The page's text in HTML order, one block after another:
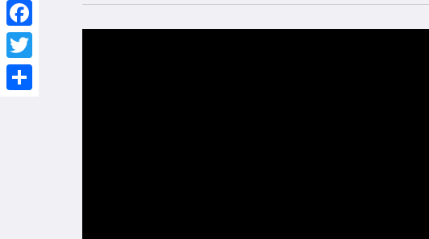
Facebook
Twitter